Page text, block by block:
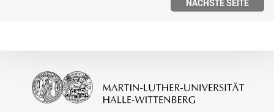
NÄCHSTE SEITE